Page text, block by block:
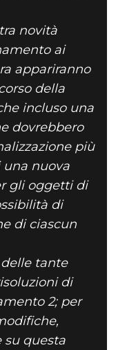
novità
ai
appariranno
della
incluso una
dovrebbero
più
una nuova
gli oggetti di
di
di ciascun
tante
di
2; per
su questa